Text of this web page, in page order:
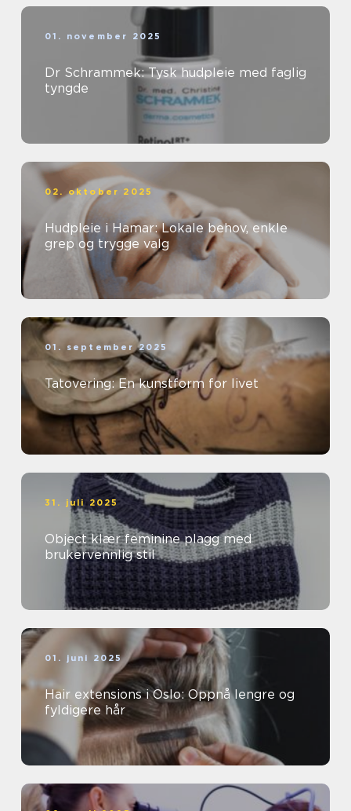
01. november 2025
Dr Schrammek: Tysk hudpleie med faglig
tyngde
02. oktober 2025
Hudpleie i Hamar: Lokale behov, enkle
grep og trygge valg
01. september 2025
Tatovering: En kunstform for livet
31. juli 2025
Object klær feminine plagg med
brukervennlig stil
01. juni 2025
Hair extensions i Oslo: Oppnå lengre og
fyldigere hår